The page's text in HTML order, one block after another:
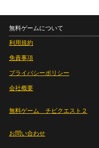
無料ゲームについて
利用規約
免責事項
プライバシーポリシー
会社概要
無料ゲーム チビクエスト２
お問い合わせ